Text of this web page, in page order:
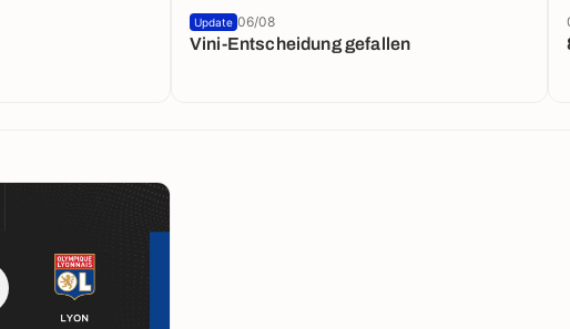
Vini-Entscheidung gefallen
Update 06/08